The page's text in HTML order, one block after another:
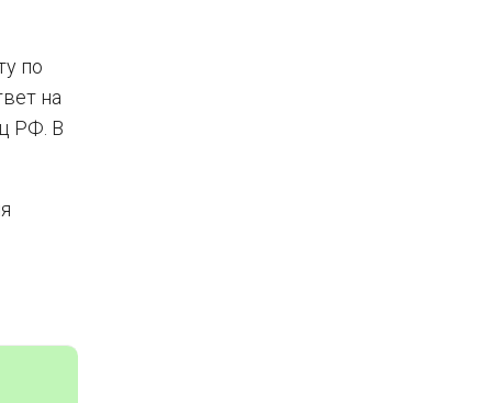
по
на
РФ. В